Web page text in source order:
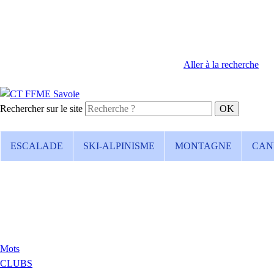
Aller à la recherche
Rechercher sur le site
ESCALADE SKI-ALPINISME MONTAGNE
Mots
CLUBS